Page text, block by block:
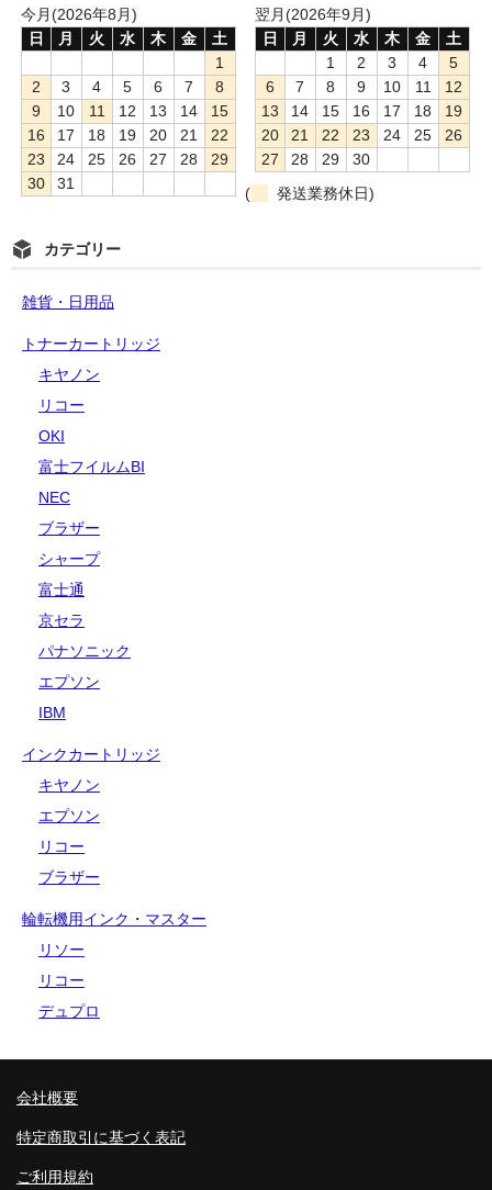
今月(2026年8月)
日
月 火 水 木 金
土
1
2
3 4 5 6 7
8
9
10 11 12 13 14
15
16
17 18 19 20 21
22
23
24 25 26 27 28
29
30
31
翌月(2026年9月)
日
月 火 水 木 金
土
1
2 3 4
5
6
7 8 9 10 11
12
13
14 15 16 17 18
19
20
21 22 23 24 25
26
27
28 29
30
(
発送業務休日)
カテゴリー
雑貨・日用品
トナーカートリッジ
キヤノン
リコー
OKI
富士フイルムBI
NEC
ブラザー
シャープ
富士通
京セラ
パナソニック
エプソン
IBM
インクカートリッジ
キヤノン
エプソン
リコー
ブラザー
輪転機用インク・マスター
リソー
リコー
デュプロ
会社概要
特定商取引に基づく表記
ご利用規約